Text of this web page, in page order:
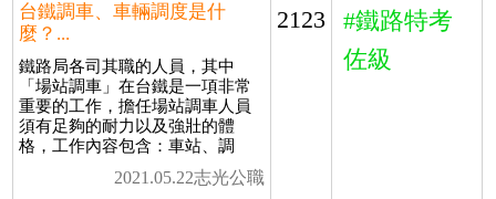
台鐵調車、車輛調度是什
麼？...
鐵路局各司其職的人員，其中
「場站調車」在台鐵是一項非常
重要的工作，擔任場站調車人員
須有足夠的耐力以及強壯的體
格，工作內容包含：車站、調
2021.05.22志光公職
2123
#鐵路特考
佐級